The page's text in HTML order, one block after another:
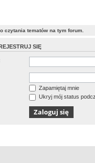
czytania tematów na tym forum.
SIĘ
Zapamiętaj mnie
Ukryj mój status